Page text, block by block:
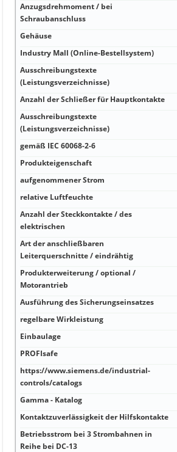
Anzugsdrehmoment / bei
Schraubanschluss
Gehäuse
Industry Mall (Online-Bestellsystem)
Ausschreibungstexte
(Leistungsverzeichnisse)
Anzahl der Schließer für Hauptkontakte
Ausschreibungstexte
(Leistungsverzeichnisse)
gemäß IEC 60068-2-6
Produkteigenschaft
aufgenommener Strom
relative Luftfeuchte
Anzahl der Steckkontakte / des
elektrischen
Art der anschließbaren
Leiterquerschnitte / eindrähtig
Produkterweiterung / optional /
Motorantrieb
Ausführung des Sicherungseinsatzes
regelbare Wirkleistung
Einbaulage
PROFIsafe
https://www.siemens.de/industrial-
controls/catalogs
Gamma - Katalog
Kontaktzuverlässigkeit der Hilfskontakte
Betriebsstrom bei 3 Strombahnen in
Reihe bei DC-13